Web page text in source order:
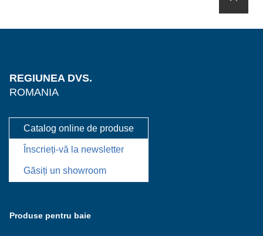
REGIUNEA DVS.
ROMANIA
Catalog online de produse
Înscrieți-vă la newsletter
Găsiți un showroom
Produse pentru baie